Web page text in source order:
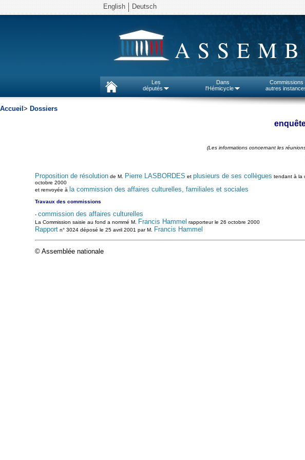
English Deutsch
Les
députés
Dans
l'Hémicycle
Commissions
autres
Accueil > Dossiers
(Les informations concernant les
Proposition de résolutionde M. Pierre LASBORDES et plusieurs de ses collègues tendant à la
octobre 2000
et renvoyée à la commission des affaires culturelles, familiales et sociales
Travaux des commissions
- commission des affaires culturelles
La Commission saisie au fond a nommé M. Francis Hammel rapporteur le 26 octobre 2000
Rapportn° 3024 déposé le 25 avril 2001 par M. Francis Hammel
© Assemblée nationale